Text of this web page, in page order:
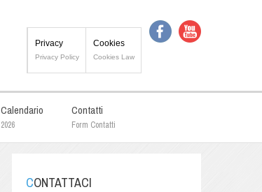
Privacy
Privacy Policy
Cookies
Cookies Law
Calendario
2026
Contatti
Form Contatti
CONTATTACI